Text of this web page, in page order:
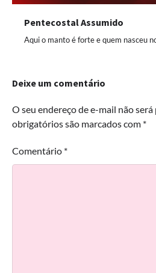
Pentecostal Assumido
Aqui o manto é forte e quem nasceu
Deixe um comentário
O seu endereço de e-mail não
obrigatórios são marcados com *
Comentário *